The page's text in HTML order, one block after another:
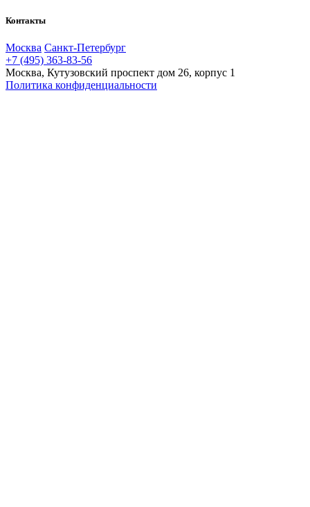
Контакты
Москва Санкт-Петербург
+7 (495) 363-83-56
Москва, Кутузовский проспект дом 26, корпус 1
Политика конфиденциальности